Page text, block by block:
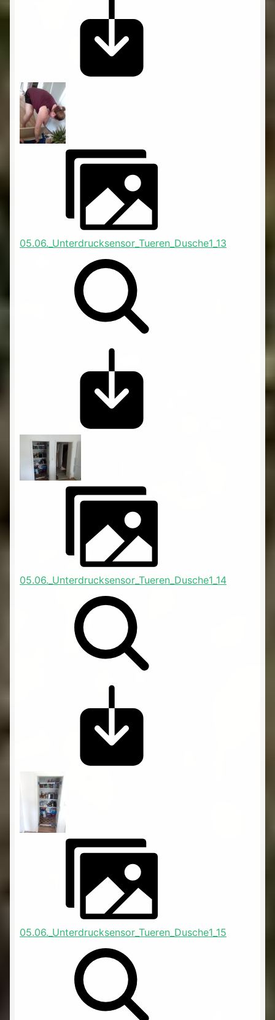
05.06._Unterdrucksensor_Tueren_Dusche1_13
05.06._Unterdrucksensor_Tueren_Dusche1_14
05.06._Unterdrucksensor_Tueren_Dusche1_15